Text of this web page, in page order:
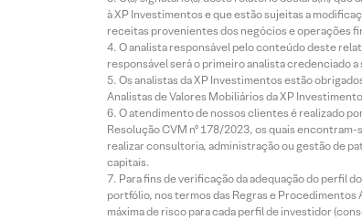
à XP Investimentos e que estão sujeitas a
receitas provenientes dos negócios e operações
O analista responsável pelo conteúdo deste
responsável será o primeiro analista credenciado
Os analistas da XP Investimentos estão
Analistas de Valores Mobiliários da XP
O atendimento de nossos clientes é realizado
Resolução CVM nº 178/2023, os quais
realizar consultoria, administração ou gestão de
capitais.
Para fins de verificação da adequação do perfil
portfólio, nos termos das Regras e
máxima de risco para cada perfil de investidor